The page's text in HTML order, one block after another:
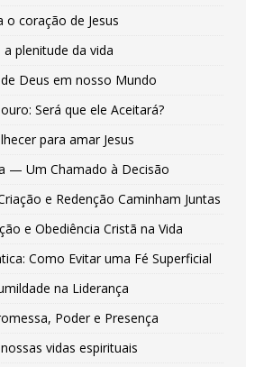
coração de Jesus
plenitude da vida
Deus em nosso Mundo
Será que ele Aceitará?
para amar Jesus
— Um Chamado à Decisão
e Redenção Caminham Juntas
e Obediência Cristã na Vida
Como Evitar uma Fé Superficial
na Liderança
Poder e Presença
vidas espirituais